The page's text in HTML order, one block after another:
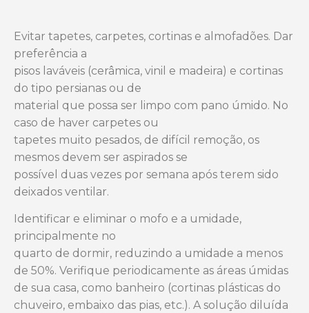
Evitar tapetes, carpetes, cortinas e almofadões. Dar
preferência a
pisos laváveis (cerâmica, vinil e madeira) e cortinas
do tipo persianas ou de
material que possa ser limpo com pano úmido. No
caso de haver carpetes ou
tapetes muito pesados, de difícil remoção, os
mesmos devem ser aspirados se
possível duas vezes por semana após terem sido
deixados ventilar.
Identificar e eliminar o mofo e a umidade,
principalmente no
quarto de dormir, reduzindo a umidade a menos
de 50%. Verifique periodicamente as áreas úmidas
de sua casa, como banheiro (cortinas plásticas do
chuveiro, embaixo das pias, etc.). A solução diluída